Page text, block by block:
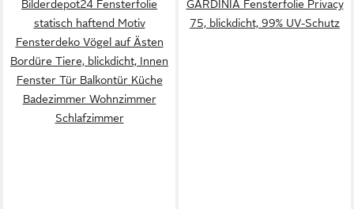
Bilderdepot24 Fensterfolie
statisch haftend Motiv
Fensterdeko Vögel auf Ästen
Bordüre Tiere, blickdicht, Innen
Fenster Tür Balkontür Küche
Badezimmer Wohnzimmer
Schlafzimmer
GARDINIA Fensterfolie Privacy
75, blickdicht, 99% UV-Schutz